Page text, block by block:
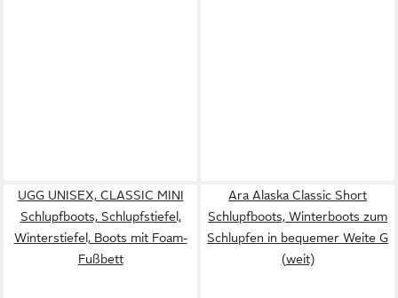
UGG UNISEX, CLASSIC MINI
Schlupfboots, Schlupfstiefel,
Winterstiefel, Boots mit Foam-
Fußbett
Ara Alaska Classic Short
Schlupfboots, Winterboots zum
Schlupfen in bequemer Weite G
(weit)